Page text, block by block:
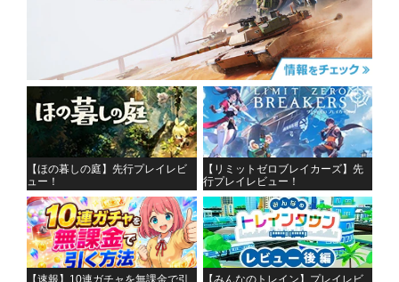
【ほの暮しの庭】先行プレイレビ
ュー！
【リミットゼロブレイカーズ】先
行プレイレビュー！
【速報】10連ガチャを無課金で引
【みんなのトレイン】プレイレビ